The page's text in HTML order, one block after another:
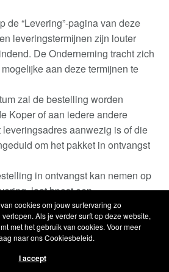
de “Levering”-pagina van deze
leveringstermijnen zijn louter
De Onderneming tracht zich
aan deze termijnen te
zal de bestelling worden
Koper of aan iedere andere
aanwezig is of die
om het pakket in ontvangst
in ontvangst kan nemen op
laat bpost een
achter en dient de Koper zijn
op het adres dat op het
vermeld staat.
gedeeltelijk kan worden
cookies om jouw surfervaring zo
Als je verder surft op deze website,
met het gebruik van cookies. Voor meer
naar ons Cookiesbeleid.
I accept